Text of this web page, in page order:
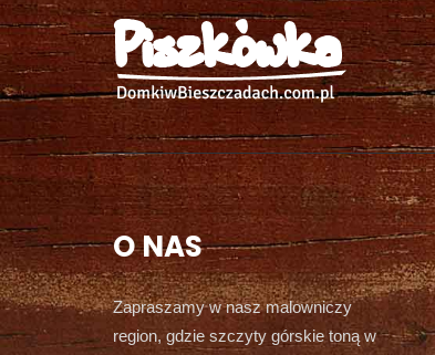
O NAS
Zapraszamy w nasz malowniczy
region, gdzie szczyty górskie toną w